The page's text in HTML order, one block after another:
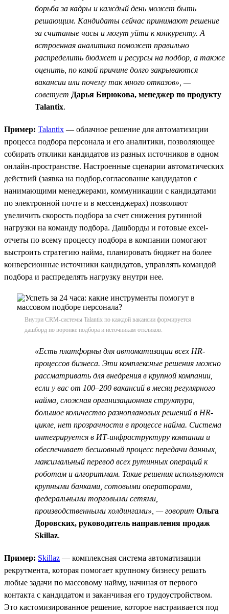
борьба за кадры и каждый день может быть
решающим. Кандидаты сейчас принимают решение
за считаные часы и могут уйти к конкуренту. А
встроенная аналитика поможет правильно
распределить бюджет и ресурсы на подбор, а также
оценить, по какой причине долго закрываются
вакансии или почему так много отказов», —
советует Дарья Бирюкова, менеджер по продукту
Talantix.
Пример: Talantix — облачное решение для автоматизации
процесса подбора персонала и его аналитики, позволяющее
собирать отклики кандидатов из разных источников в одном
онлайн-пространстве. Настроенные сценарии автоматических
действий (заявка на подбор,согласование кандидатов с
нанимающими менеджерами, коммуникации с кандидатами
по электронной почте и в мессенджерах) позволяют
увеличить скорость подбора за счет снижения рутинной
нагрузки на команду подбора. Дашборды и готовые excel-
отчеты по всему процессу подбора в компании помогают
выстроить стратегию найма, планировать бюджет на более
конверсионные источники кандидатов, управлять командой
подбора и распределять нагрузку внутри нее.
Внутри CRM-системы Talantix по каждой вакансии формируется
дашборд по воронке подбора и источникам откликов.
«Есть платформы для автоматизации всех HR-
процессов бизнеса. Эти комплексные решения можно
рассматривать для внедрения в крупной компании,
если у вас от 100–200 вакансий в месяц регулярного
найма, сложная организационная структура,
большое количество разноплановых решений в HR-
цикле, нет прозрачности в процессе найма. Система
интегрируется в ИТ-инфраструктуру компании и
обеспечивает бесшовный процесс передачи данных,
максимальный перевод всех рутинных операций к
роботам и алгоритмам. Такие решения используются
крупными банками, сотовыми операторами,
федеральными торговыми сетями,
производственными холдингами», — говорит Ольга
Доровских, руководитель направления продаж
Skillaz.
Пример: Skillaz — комплексная система автоматизации
рекрутмента, которая помогает крупному бизнесу решать
любые задачи по массовому найму, начиная от первого
контакта с кандидатом и заканчивая его трудоустройством.
Это кастомизированное решение, которое настраивается под